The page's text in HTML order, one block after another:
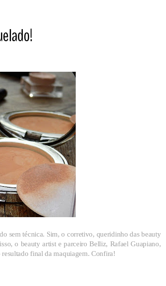
sem técnica. Sim, o corretivo, queridinho das beauty
o beauty artist e parceiro Belliz, Rafael Guapiano,
final da maquiagem. Confira!